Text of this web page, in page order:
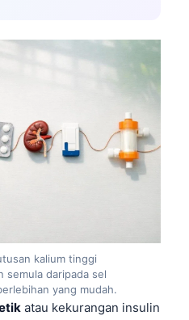
kalium tinggi
semula daripada sel
yang mudah.
atau kekurangan insulin